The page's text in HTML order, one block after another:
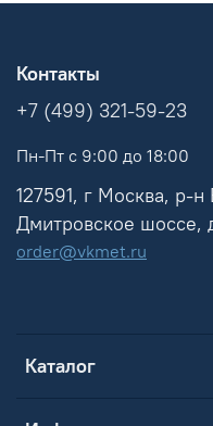
Каталог
Контакты
+7 (499) 321-59-23
Пн-Пт с 9:00 до 18:00
127591, г Москва, р-
Дмитровское шоссе,
order@vkmet.ru